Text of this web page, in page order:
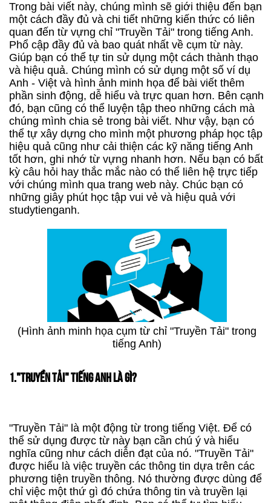
Trong bài viết này, chúng mình sẽ giới thiệu đến bạn
một cách đầy đủ và chi tiết những kiến thức có liên
quan đến từ vựng chỉ "Truyền Tải" trong tiếng Anh.
Phổ cập đầy đủ và bao quát nhất về cụm từ này.
Giúp bạn có thể tự tin sử dụng một cách thành thạo
và hiệu quả. Chúng mình có sử dụng một số ví dụ
Anh - Việt và hình ảnh minh họa để bài viết thêm
phần sinh động, dễ hiểu và trực quan hơn. Bên cạnh
đó, bạn cũng có thể luyện tập theo những cách mà
chúng mình chia sẻ trong bài viết. Như vậy, bạn có
thể tự xây dựng cho mình một phương pháp học tập
hiệu quả cũng như cải thiện các kỹ năng tiếng Anh
tốt hơn, ghi nhớ từ vựng nhanh hơn. Nếu bạn có bất
kỳ câu hỏi hay thắc mắc nào có thể liên hệ trực tiếp
với chúng mình qua trang web này. Chúc bạn có
những giây phút học tập vui vẻ và hiệu quả với
studytienganh.
(Hình ảnh minh họa cụm từ chỉ "Truyền Tải" trong
tiếng Anh)
1."TRUYỀN TẢI" TIẾNG ANH LÀ GÌ?
"Truyền Tải" là một động từ trong tiếng Việt. Để có
thể sử dụng được từ này bạn cần chú ý và hiểu
nghĩa cũng như cách diễn đạt của nó. "Truyền Tải"
được hiểu là việc truyền các thông tin dựa trên các
phương tiện truyền thông. Nó thường được dùng để
chỉ việc một thứ gì đó chứa thông tin và truyền lại